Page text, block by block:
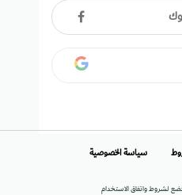
لشروط واتفاق الاستخدام
سياسة الخصوصية